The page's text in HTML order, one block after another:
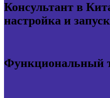
Консультант в
настройка и
Функциональный